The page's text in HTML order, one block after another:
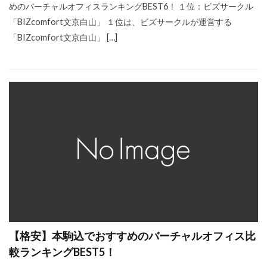
めのバーチャルオフィスランキングBEST6！ １位：ビズサークル
「BIZcomfort文京白山」 １位は、ビズサークルが運営する
「BIZcomfort文京白山」 […]
【格安】本駒込でおすすめのバーチャルオフィス比
較ランキングBEST5！